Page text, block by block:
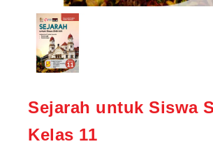
Sejarah untuk Siswa
Kelas 11